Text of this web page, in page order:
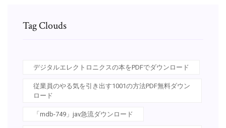
Tag Clouds
デジタルエレクトロニクスの本をPDFでダウンロード
従業員のやる気を引き出す1001の方法PDF無料ダウン
ロード
「mdb-749」jav急流ダウンロード